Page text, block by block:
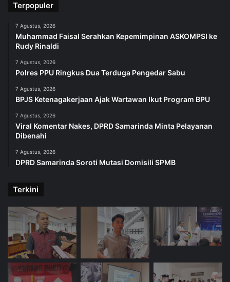
Terpopuler
7 Agustus, 2026
Muhammad Faisal Serahkan Kepemimpinan ASKOMPSI ke
Rudy Rinaldi
7 Agustus, 2026
Polres PPU Ringkus Dua Terduga Pengedar Sabu
7 Agustus, 2026
BPJS Ketenagakerjaan Ajak Wartawan Ikut Program BPU
7 Agustus, 2026
Viral Komentar Nakes, DPRD Samarinda Minta Pelayanan
Dibenahi
7 Agustus, 2026
DPRD Samarinda Soroti Mutasi Domisili SPMB
Terkini